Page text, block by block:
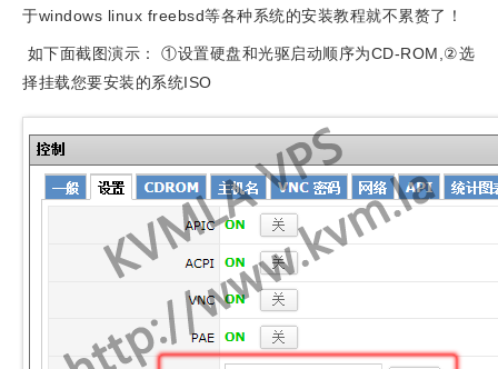
于windows linux freebsd等各种系统的安装教程就不累赘了！
如下面截图演示： ①设置硬盘和光驱启动顺序为CD-ROM,②选
择挂载您要安装的系统ISO